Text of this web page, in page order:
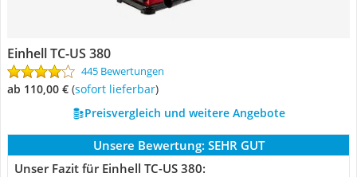
Einhell TC-US 380
445 Bewertungen
ab 110,00 € ( Sofort lieferbar)
Preisvergleich und weitere Angebote
Unsere Bewertung: SEHR GUT
Unser Fazit für Einhell TC-US 380: